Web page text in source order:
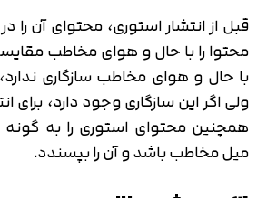
قبل از انتشار استوری، محتوای آن را
محتوا را با حال و هوای مخاطب
با حال و هوای مخاطب سازگاری
ولی اگر این سازگاری وجود دارد، برای
همچنین محتوای استوری را به
میل مخاطب باشد و آن را بپسندد.